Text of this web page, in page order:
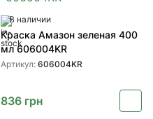
В наличии
Краска Амазон зеленая 400
мл 606004KR
Артикул: 606004KR
836 грн